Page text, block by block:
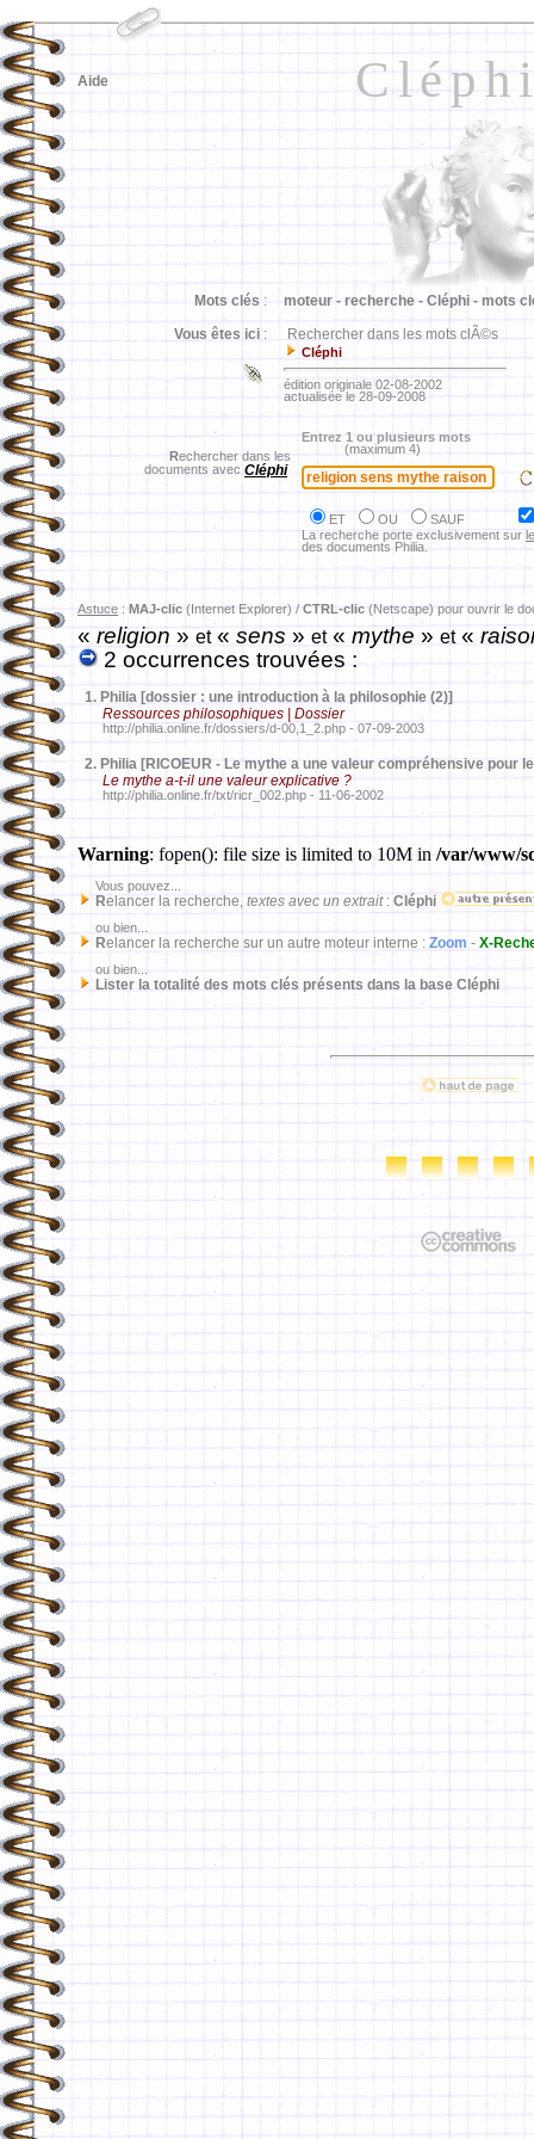
Aide
Mots clés : moteur - recherche - Cléphi - mots
Vous êtes ici : Rechercher dans les mots clÃ©s
Cléphi
édition originale 02-08-2002
actualisée le 28-09-2008
Rechercher dans les
documents avec Cléphi
Entrez 1 ou plusieurs mots
(maximum 4)
ET OU
SAUF
La recherche porte exclusivement sur
des documents Philia.
Astuce : MAJ-clic (Internet Explorer) / CTRL-clic (Netscape) pour ouvrir le
«religion» et« sens » et« mythe » et«
2 occurrences trouvées :
1. Philia [dossier : une introduction à la philosophie (2)]
Ressources philosophiques | Dossier
http://philia.online.fr/dossiers/d-00,1_2.php - 07-09-2003
2. Philia [RICOEUR - Le mythe a une valeur compréhensive pour
Le mythe a-t-il une valeur explicative ?
http://philia.online.fr/txt/ricr_002.php - 11-06-2002
Warning: fopen(): file size is limited to 10M in /var/www/
Vous pouvez...
Relancer la recherche, textes avec un extrait: Cléphi
ou bien...
Relancer la recherche sur un autre moteur interne : Zoom - X-
ou bien...
Lister la totalité des mots clés présents dans la base Cléphi